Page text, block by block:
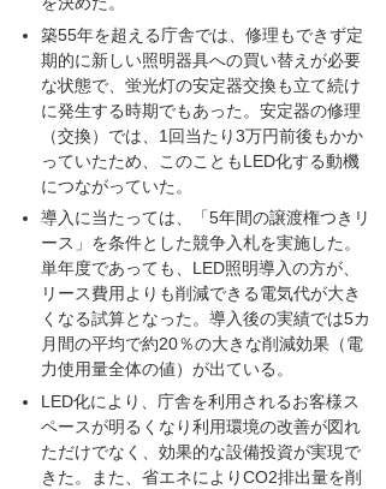
築55年を超える庁舎では、修理もできず定
期的に新しい照明器具への買い替えが必要
な状態で、蛍光灯の安定器交換も立て続け
に発生する時期でもあった。安定器の修理
（交換）では、1回当たり3万円前後もかか
っていたため、このこともLED化する動機
につながっていた。
導入に当たっては、「5年間の譲渡権つきリ
ース」を条件とした競争入札を実施した。
単年度であっても、LED照明導入の方が、
リース費用よりも削減できる電気代が大き
くなる試算となった。導入後の実績では5カ
月間の平均で約20％の大きな削減効果（電
力使用量全体の値）が出ている。
LED化により、庁舎を利用されるお客様ス
ペースが明るくなり利用環境の改善が図れ
ただけでなく、効果的な設備投資が実現で
きた。また、省エネによりCO2排出量を削